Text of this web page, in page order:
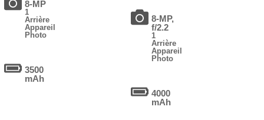
8-MP
1
Arrière
Appareil
Photo
3500
mAh
8-MP,
f/2.2
1
Arrière
Appareil
Photo
4000
mAh